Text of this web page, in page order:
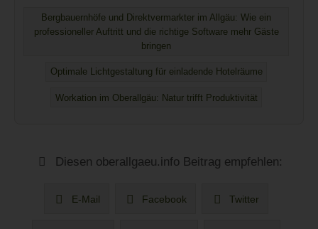
Bergbauernhöfe und Direktvermarkter im Allgäu: Wie ein
professioneller Auftritt und die richtige Software mehr Gäste
bringen
Optimale Lichtgestaltung für einladende Hotelräume
Workation im Oberallgäu: Natur trifft Produktivität
Diesen oberallgaeu.info Beitrag empfehlen:
E-Mail Facebook Twitter